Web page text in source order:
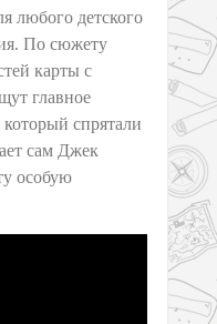
любого детского
По сюжету
карты с
главное
спрятали
сам Джек
особую